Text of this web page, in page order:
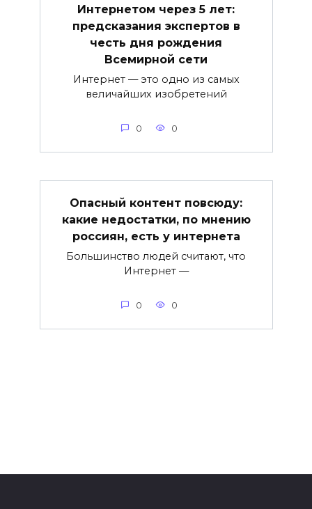
Интернетом через 5 лет:
предсказания экспертов в
честь дня рождения
Всемирной сети
Интернет — это одно из самых
величайших изобретений
0 0
Опасный контент повсюду:
какие недостатки, по мнению
россиян, есть у интернета
Большинство людей считают, что
Интернет —
0 0